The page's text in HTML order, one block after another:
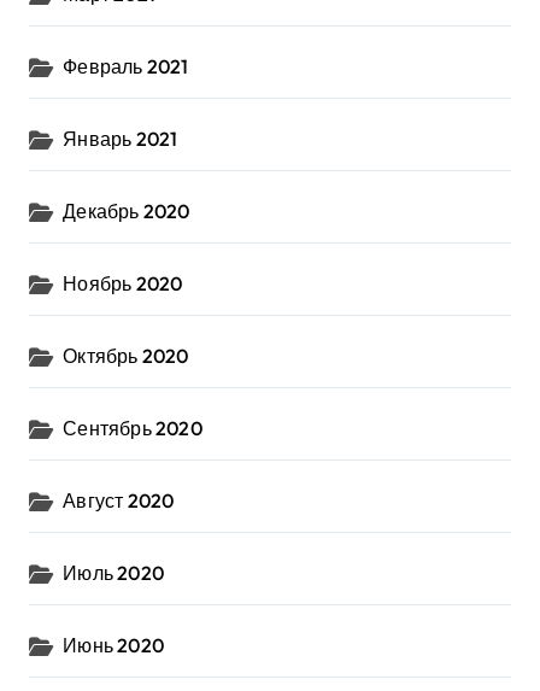
Февраль 2021
Январь 2021
Декабрь 2020
Ноябрь 2020
Октябрь 2020
Сентябрь 2020
Август 2020
Июль 2020
Июнь 2020